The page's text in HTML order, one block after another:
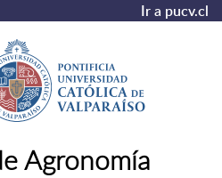
Ir a pucv.cl
Agronomía